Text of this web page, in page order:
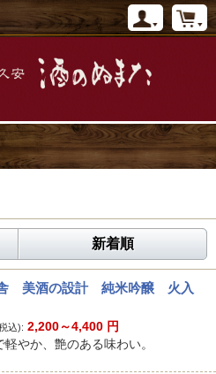
新着順
美酒の設計 純米吟醸 火入
込): 2,200～4,400 円
軽やか、艶のある味わい。